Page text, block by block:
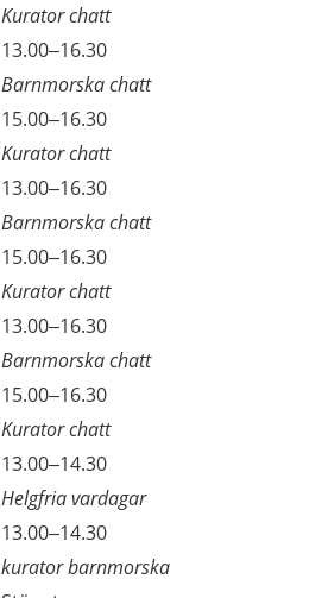
Kurator chatt
13.00–16.30
Barnmorska chatt
15.00–16.30
Kurator chatt
13.00–16.30
Barnmorska chatt
15.00–16.30
Kurator chatt
13.00–16.30
Barnmorska chatt
15.00–16.30
Kurator chatt
13.00–14.30
Helgfria vardagar
13.00–14.30
kurator barnmorska